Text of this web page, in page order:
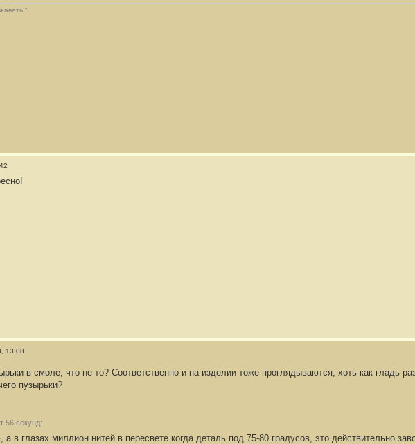
13:08
в смоле, что не то? Соответственно и на изделии тоже проглядываются, хоть как гладь-
пузырьки?
56 секунд:
в глазах миллион нитей в пересвете когда деталь под 75-80 градусов, это действительно